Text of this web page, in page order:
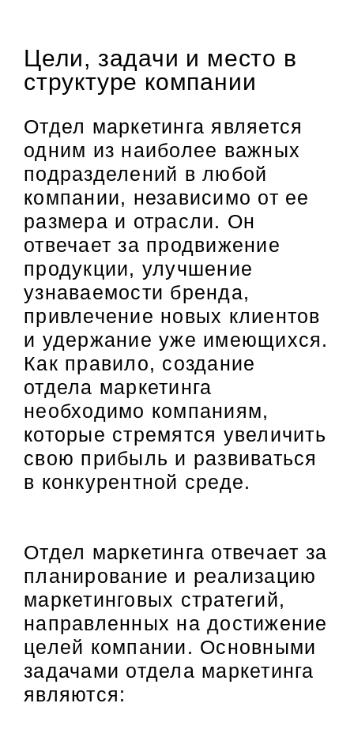
Цели, задачи и место в
структуре компании
Отдел маркетинга является
одним из наиболее важных
подразделений в любой
компании, независимо от ее
размера и отрасли. Он
отвечает за продвижение
продукции, улучшение
узнаваемости бренда,
привлечение новых клиентов
и удержание уже имеющихся.
Как правило, создание
отдела маркетинга
необходимо компаниям,
которые стремятся увеличить
свою прибыль и развиваться
в конкурентной среде.
Отдел маркетинга отвечает за
планирование и реализацию
маркетинговых стратегий,
направленных на достижение
целей компании. Основными
задачами отдела маркетинга
являются: